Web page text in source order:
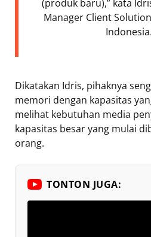
(produk baru),” kata
Manager Client
Indonesia.
Dikatakan Idris, pihaknya
memori dengan kapasitas
melihat kebutuhan media
kapasitas besar yang mulai
orang.
TONTON JUGA: